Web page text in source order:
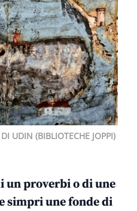
UDIN (BIBLIOTECHE JOPPI)
un proverbi o di une
simpri une fonde di